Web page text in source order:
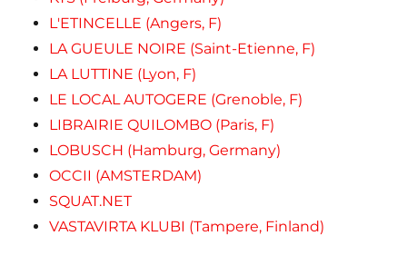
L'ETINCELLE (Angers, F)
LA GUEULE NOIRE (Saint-Etienne, F)
LA LUTTINE (Lyon, F)
LE LOCAL AUTOGERE (Grenoble, F)
LIBRAIRIE QUILOMBO (Paris, F)
LOBUSCH (Hamburg, Germany)
OCCII (AMSTERDAM)
SQUAT.NET
VASTAVIRTA KLUBI (Tampere, Finland)